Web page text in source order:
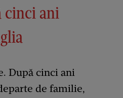
cinci ani
După cinci ani
de familie,